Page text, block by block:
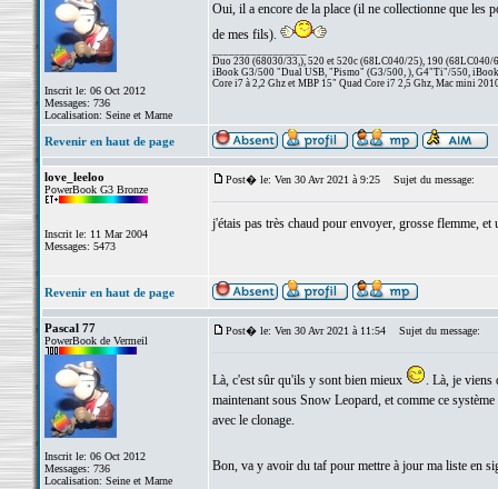
Inscrit le: 06 Oct 2012
Messages: 736
Localisation: Seine et Marne
Oui, il a encore de la place (il ne collectionne que les
de mes fils).
Duo 230 (68030/33,), 520 et 520c (68LC040/25), 190 (68LC040/
iBook G3/500 "Dual USB, "Pismo" (G3/500, ), G4"Ti"/550,
Core i7 à 2,2 Ghz et MBP 15" Quad Core i7 2,5 Ghz, Mac mini
Revenir en haut de page
love_leeloo
PowerBook G3 Bronze
Inscrit le: 11 Mar 2004
Messages: 5473
Post� le: Ven 30 Avr 2021 à 9:25 Sujet du message:
j'étais pas très chaud pour envoyer, grosse flemme,
Revenir en haut de page
Pascal 77
PowerBook de Vermeil
Inscrit le: 06 Oct 2012
Messages: 736
Localisation: Seine et Marne
Post� le: Ven 30 Avr 2021 à 11:54 Sujet du message:
Là, c'est sûr qu'ils y sont bien mieux
. Là, je
maintenant sous Snow Leopard, et comme ce
avec le clonage.
Bon, va y avoir du taf pour mettre à jour ma liste en